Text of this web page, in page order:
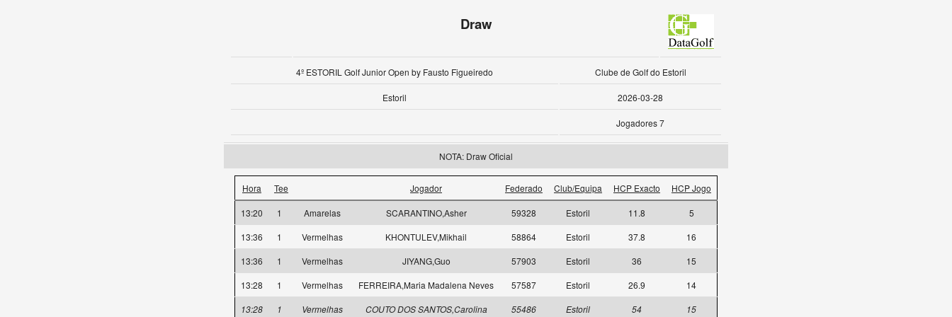
Draw
4º ESTORIL Golf Junior Open by Fausto Figueiredo Clube de Golf do Estoril
Estoril 2026-03-28
Jogadores 7
NOTA: Draw Oficial
Hora Tee Jogador Federado Club/Equipa HCP Exacto HCP Jogo
13:20 1 Amarelas SCARANTINO,Asher 59328 Estoril 11.8
5
13:36
1 Vermelhas KHONTULEV,Mikhail 58864 Estoril 37.8
16
13:36
1 Vermelhas JIYANG,Guo 57903 Estoril 36
15
13:28
1 Vermelhas FERREIRA,Maria Madalena Neves 57587 Estoril 26.9
14
13:28
1 Vermelhas COUTO DOS SANTOS,Carolina 55486 Estoril 54
15